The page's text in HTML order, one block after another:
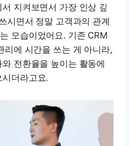
지켜보면서 가장 인상 깊
시면서 정말 고객과의 관계
모습이었어요. 기존 CRM
리에 시간을 쓰는 게 아니라,
전환율을 높이는 활동에
시더라고요.